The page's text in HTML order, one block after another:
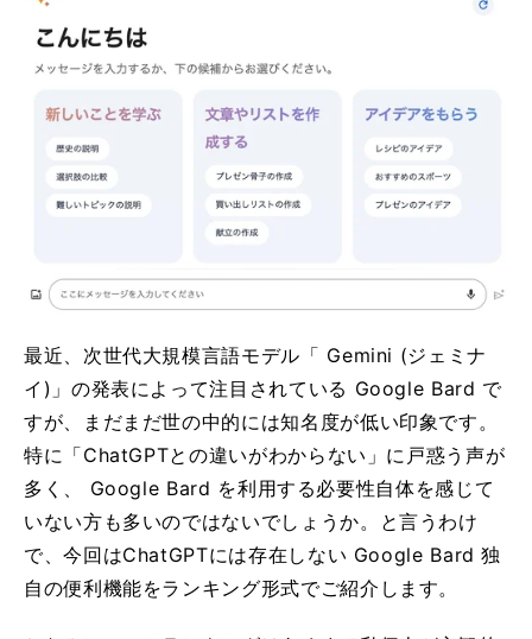
最近、次世代大規模言語モデル「 Gemini (ジェミナ
イ)」の発表によって注目されている Google Bard で
すが、まだまだ世の中的には知名度が低い印象です。
特に「ChatGPTとの違いがわからない」に戸惑う声が
多く、 Google Bard を利用する必要性自体を感じて
いない方も多いのではないでしょうか。と言うわけ
で、今回はChatGPTには存在しない Google Bard 独
自の便利機能をランキング形式でご紹介します。